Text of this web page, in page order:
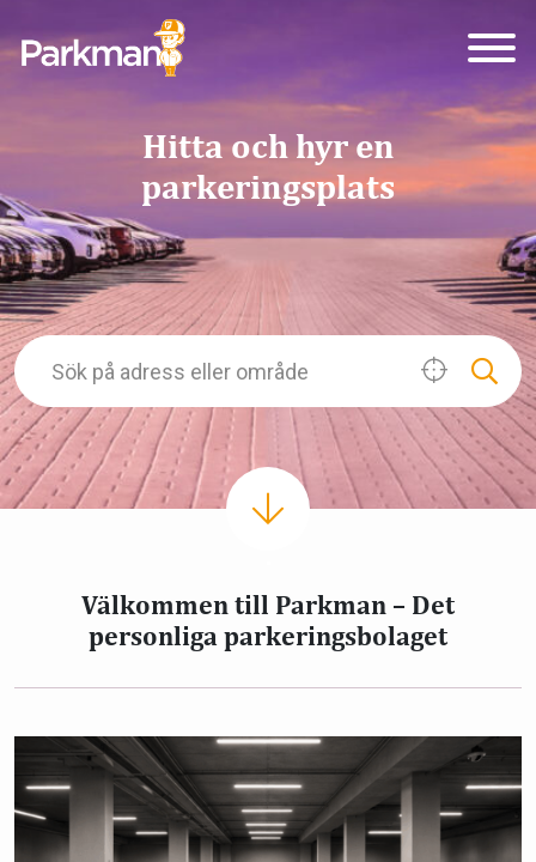
Hitta och hyr en
parkeringsplats
.
Välkommen till Parkman – Det
personliga parkeringsbolaget